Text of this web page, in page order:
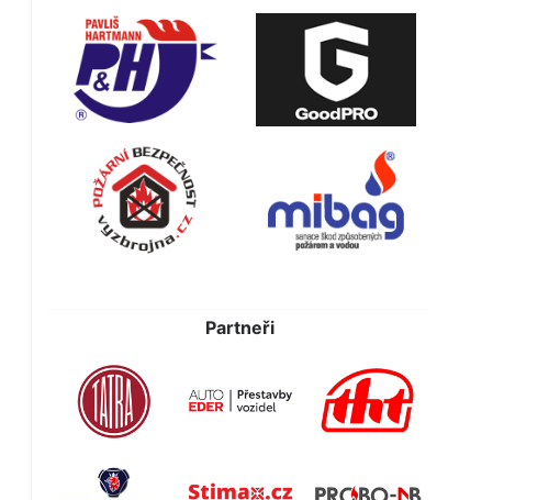
Partneři